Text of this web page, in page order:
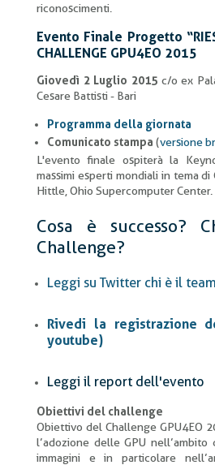
riconoscimenti.
Evento Finale Progetto
CHALLENGE GPU4EO 2015
Giovedì 2 Luglio 2015 c/o ex
Cesare Battisti - Bari
Programma della giornata
Comunicato stampa (versione
L'evento finale ospiterà la
massimi esperti mondiali in tema di
Hittle, Ohio Supercomputer Center.
Cosa è successo?
Challenge?
Leggi su Twitter chi è il
Rivedi la registrazione
youtube)
Leggi il report dell'evento
Obiettivi del challenge
Obiettivo del Challenge GPU4EO
l’adozione delle GPU
immagini e in particolare